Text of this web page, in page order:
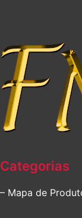
Categorias
– Mapa de